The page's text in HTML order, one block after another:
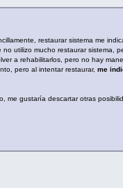
restaurar sistema me
utilizo mucho restaurar
a rehabilitarlos, pero no hay
pero al intentar restaurar,me
me gustaría descartar otras